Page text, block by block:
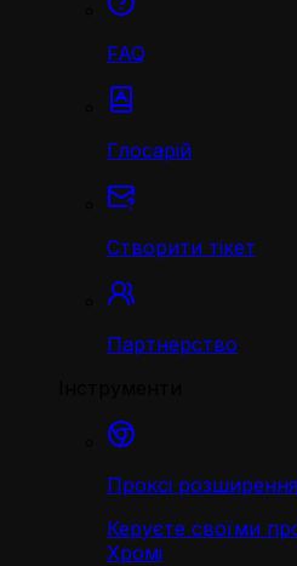
FAQ
Глосарій
Створити тікет
Партнерство
Проксі
Керуєте своїми
Хромі